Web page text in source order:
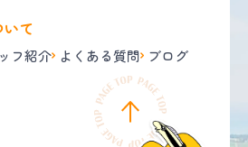
て
フ紹介 よくある質問 ブログ